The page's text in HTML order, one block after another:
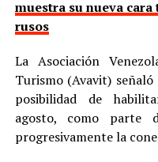
muestra su nueva
rusos
La Asociación
Turismo (Avavit)
posibilidad de
agosto, como parte
progresivamente la